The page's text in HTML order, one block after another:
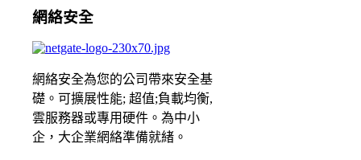
網絡安全
網絡安全為您的公司帶來安全基
礎。可擴展性能; 超值;負載均衡,
雲服務器或專用硬件。為中小
企，大企業網絡準備就緒。